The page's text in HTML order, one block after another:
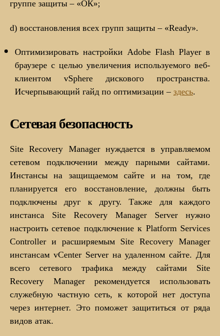
группе защиты – «ОК»;
d) восстановления всех групп защиты – «Ready».
Оптимизировать настройки Adobe Flash Player в
браузере с целью увеличения используемого веб-
клиентом vSphere дискового пространства.
Исчерпывающий гайд по оптимизации – здесь.
Сетевая безопасность
Site Recovery Manager нуждается в управляемом
сетевом подключении между парными сайтами.
Инстансы на защищаемом сайте и на том, где
планируется его восстановление, должны быть
подключены друг к другу. Также для каждого
инстанса Site Recovery Manager Server нужно
настроить сетевое подключение к Platform Services
Controller и расширяемым Site Recovery Manager
инстансам vCenter Server на удаленном сайте. Для
всего сетевого трафика между сайтами Site
Recovery Manager рекомендуется использовать
служебную частную сеть, к которой нет доступа
через интернет. Это поможет защититься от ряда
видов атак.